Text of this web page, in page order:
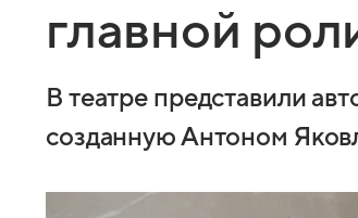
главной
В театре представили
созданную Антоном